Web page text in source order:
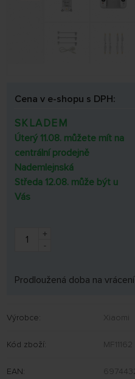
Cena v e-shopu s DPH:
SKLADEM
Úterý 11.08. můžete mít na
centrální prodejně
Nademlejnská
Středa 12.08. může být u
Vás
+
-
Prodloužená doba na
Výrobce: Xiaomi
Kód zboží: MF11162
EAN: